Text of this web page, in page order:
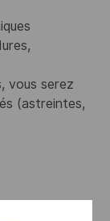
vous serez
(astreintes,